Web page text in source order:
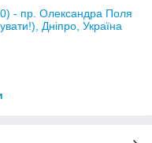
- пр. Олександра Поля
Дніпро, Україна